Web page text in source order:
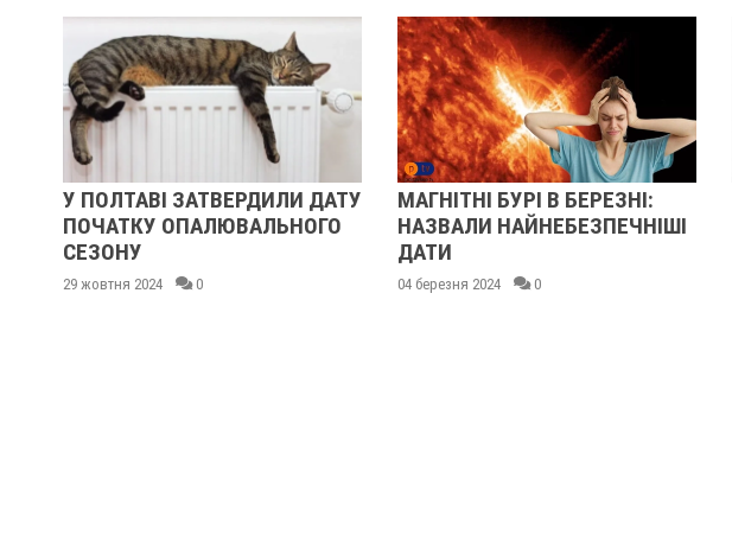
У ПОЛТАВІ ЗАТВЕРДИЛИ ДАТУ
ПОЧАТКУ ОПАЛЮВАЛЬНОГО
СЕЗОНУ
29 жовтня 2024 0
МАГНІТНІ БУРІ В БЕРЕЗНІ:
НАЗВАЛИ НАЙНЕБЕЗПЕЧНІШІ
ДАТИ
04 березня 2024 0